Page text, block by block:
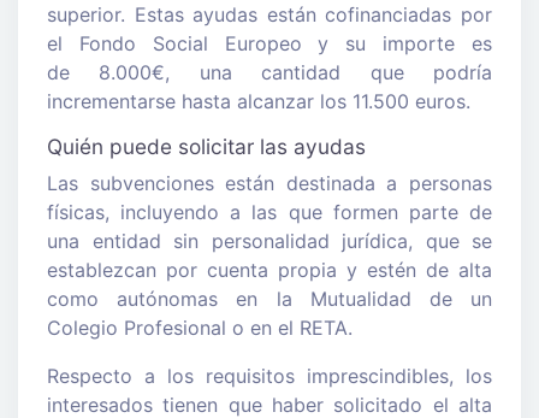
superior. Estas ayudas están cofinanciadas por
el Fondo Social Europeo y su importe es
de 8.000€, una cantidad que podría
incrementarse hasta alcanzar los 11.500 euros.
Quién puede solicitar las ayudas
Las subvenciones están destinada a personas
físicas, incluyendo a las que formen parte de
una entidad sin personalidad jurídica, que se
establezcan por cuenta propia y estén de alta
como autónomas en la Mutualidad de un
Colegio Profesional o en el RETA.
Respecto a los requisitos imprescindibles, los
interesados tienen que haber solicitado el alta